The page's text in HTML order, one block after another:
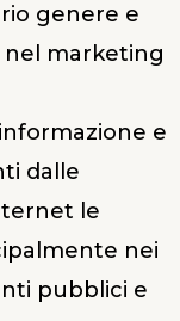
genere e
nel marketing
e
dalle
le
nei
pubblici e